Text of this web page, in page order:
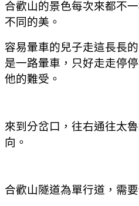
合歡山的景色每次來都不
不同的美。
容易暈車的兒子走這長長
是一路暈車，只好走走停
他的難受。
來到分岔口，往右通往太
向。
合歡山隧道為單行道，需